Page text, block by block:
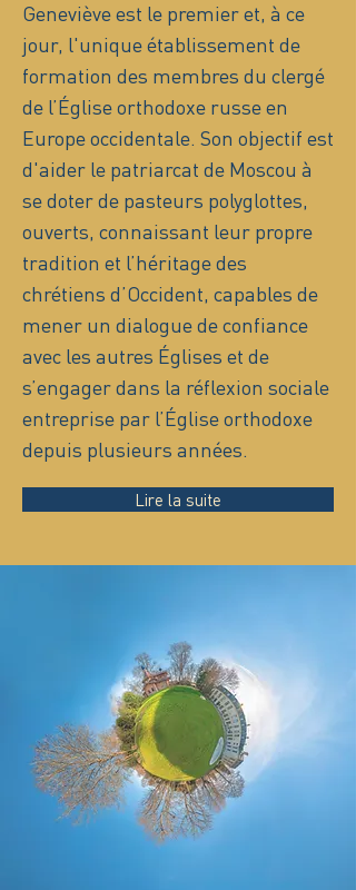
Geneviève est le premier et, à ce
jour, l'unique établissement de
formation des membres du clergé
de l’Église orthodoxe russe en
Europe occidentale. Son objectif est
d'aider le patriarcat de Moscou à
se doter de pasteurs polyglottes,
ouverts, connaissant leur propre
tradition et l’héritage des
chrétiens d’Occident, capables de
mener un dialogue de confiance
avec les autres Églises et de
s’engager dans la réflexion sociale
entreprise par l’Église orthodoxe
depuis plusieurs années.
Lire la suite